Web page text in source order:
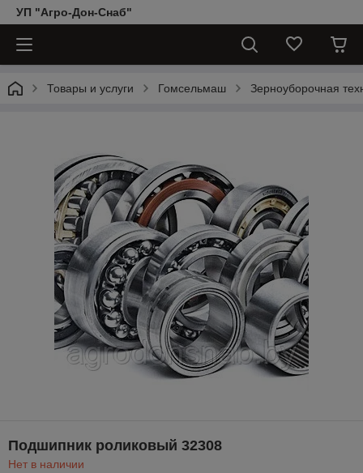
УП "Агро-Дон-Снаб"
Товары и услуги Гомсельмаш Зерноуборочная
Подшипник роликовый 32308
Нет в наличии